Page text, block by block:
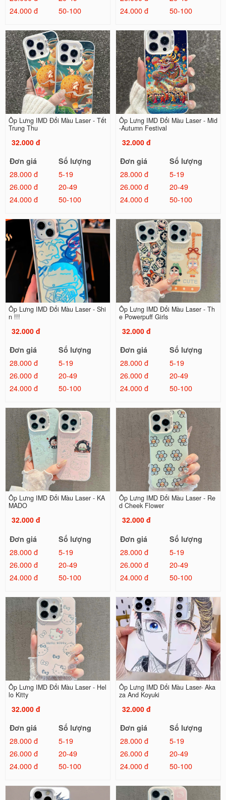
24.000 đ
50-100
24.000 đ
50-100
Ốp Lưng IMD Đổi Màu Laser - Tết
Trung Thu
32.000 đ
Đơn giá
Số lượng
28.000 đ
5-19
26.000 đ
20-49
24.000 đ
50-100
Ốp Lưng IMD Đổi Màu Laser - Mid
-Autumn Festival
32.000 đ
Đơn giá
Số lượng
28.000 đ
5-19
26.000 đ
20-49
24.000 đ
50-100
Ốp Lưng IMD Đổi Màu Laser - Shi
n !!!
32.000 đ
Đơn giá
Số lượng
28.000 đ
5-19
26.000 đ
20-49
24.000 đ
50-100
Ốp Lưng IMD Đổi Màu Laser - Th
e Powerpuff Girls
32.000 đ
Đơn giá
Số lượng
28.000 đ
5-19
26.000 đ
20-49
24.000 đ
50-100
Ốp Lưng IMD Đổi Màu Laser - KA
MADO
32.000 đ
Đơn giá
Số lượng
28.000 đ
5-19
26.000 đ
20-49
24.000 đ
50-100
Ốp Lưng IMD Đổi Màu Laser - Re
d Cheek Flower
32.000 đ
Đơn giá
Số lượng
28.000 đ
5-19
26.000 đ
20-49
24.000 đ
50-100
Ốp Lưng IMD Đổi Màu Laser - Hel
lo Kitty
32.000 đ
Đơn giá
Số lượng
28.000 đ
5-19
26.000 đ
20-49
24.000 đ
50-100
Ốp Lưng IMD Đổi Màu Laser- Aka
za And Koyuki
32.000 đ
Đơn giá
Số lượng
28.000 đ
5-19
26.000 đ
20-49
24.000 đ
50-100